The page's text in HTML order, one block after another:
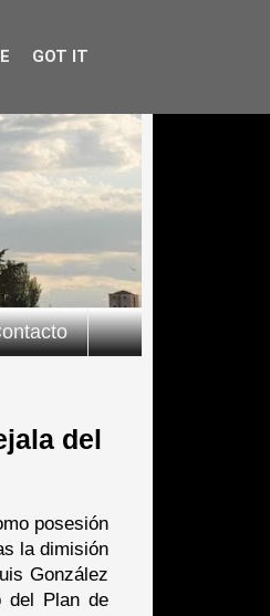
del
posesión
la dimisión
González
del Plan de
GOT IT